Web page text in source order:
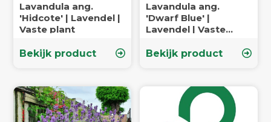
Lavandula ang.
'Hidcote' | Lavendel |
Vaste plant
Bekijk product
Lavandula ang.
'Dwarf Blue' |
Lavendel | Vaste
Bekijk product